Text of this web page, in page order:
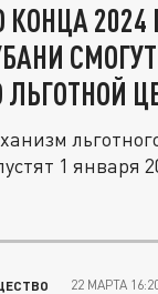
КОНЦА
ЛЬГОТНОЙ
1 января
22 МАРТА